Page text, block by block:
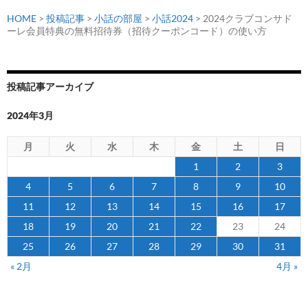
HOME > 投稿記事 > 小話の部屋 > 小話2024 > 2024クラブコンサド
ーレ会員特典の無料招待券（招待クーポンコード）の使い方
投稿記事アーカイブ
2024年3月
月 火 水 木 金 土
日
1
2
3
4
5 6 7 8 9
10
11
12 13 14 15 16
17
18
19 20 21 22 23
24
25
26 27 28 29 30
31
« 2月
4月 »